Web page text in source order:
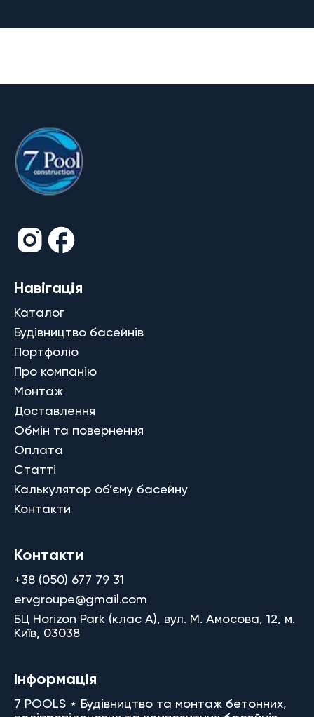
Навігація
Каталог
Будівництво басейнів
Портфоліо
Про компанію
Монтаж
Доставлення
Обмін та повернення
Оплата
Статті
Калькулятор об’єму басейну
Контакти
Контакти
+38 (050) 677 79 31
ervgroupe@gmail.com
БЦ Horizon Park (клас A), вул. М. Амосова, 12, м.
Київ, 03038
Інформація
7 POOLS ⋆ Будівництво та монтаж бетонних,